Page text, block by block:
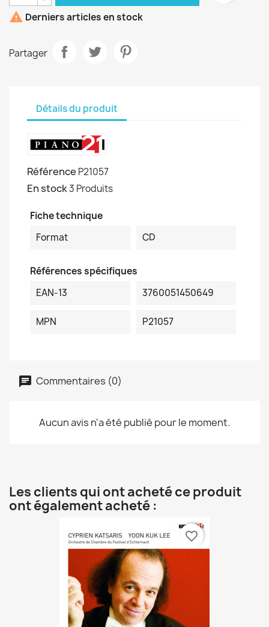
 Derniers articles en stock
Partager
Détails du produit
Référence P21057
En stock3 Produits
Fiche technique
Format
CD
Références spécifiques
EAN-13
3760051450649
MPN P21057
Commentaires (0)
Aucun avis n'a été publié pour le moment.
Les clients qui ont acheté ce produit
ont également acheté :
favorite_border